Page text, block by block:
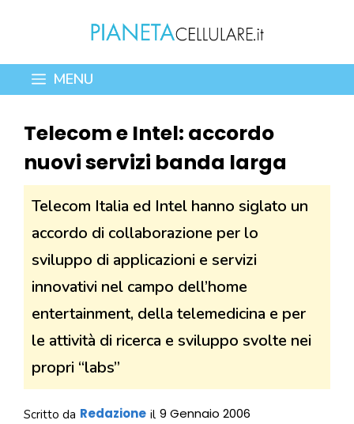
contenuto
MENU
Telecom e Intel: accordo
nuovi servizi banda larga
Telecom Italia ed Intel hanno siglato un
accordo di collaborazione per lo
sviluppo di applicazioni e servizi
innovativi nel campo dell’home
entertainment, della telemedicina e per
le attività di ricerca e sviluppo svolte nei
propri “labs”
Scritto da Redazione il 9 Gennaio 2006